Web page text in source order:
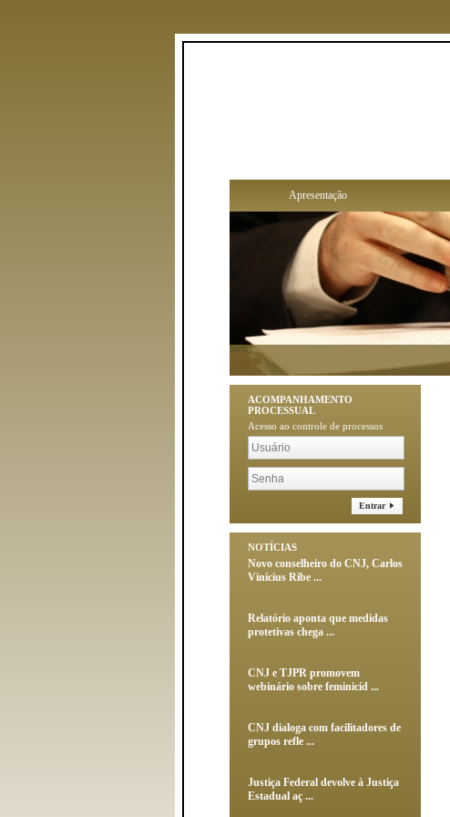
Apresentação
ACOMPANHAMENTO
PROCESSUAL
Acesso ao controle de processos
Entrar
NOTÍCIAS
Novo conselheiro do CNJ, Carlos
Vinícius Ribe ...
Relatório aponta que medidas
protetivas chega ...
CNJ e TJPR promovem
webinário sobre feminicíd ...
CNJ dialoga com facilitadores de
grupos refle ...
Justiça Federal devolve à Justiça
Estadual aç ...